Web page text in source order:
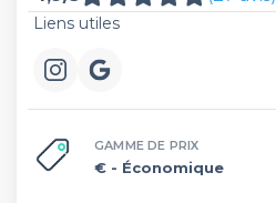
Liens utiles
GAMME DE PRIX
€ - Économique